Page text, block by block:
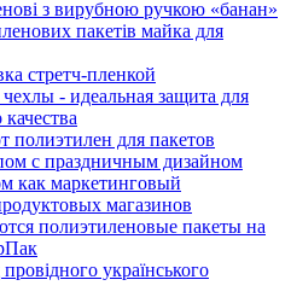
з вирубною ручкою «банан»
пакетів майка для
стретч-пленкой
- идеальная защита для
для пакетов
с праздничным дизайном
как маркетинговый
магазинов
полиэтиленовые пакеты на
українського